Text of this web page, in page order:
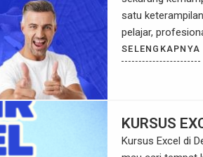
satu
pelajar,
semua orang
komputer secara
SELENGKAPNYA
KURSUS
Kursus Excel di